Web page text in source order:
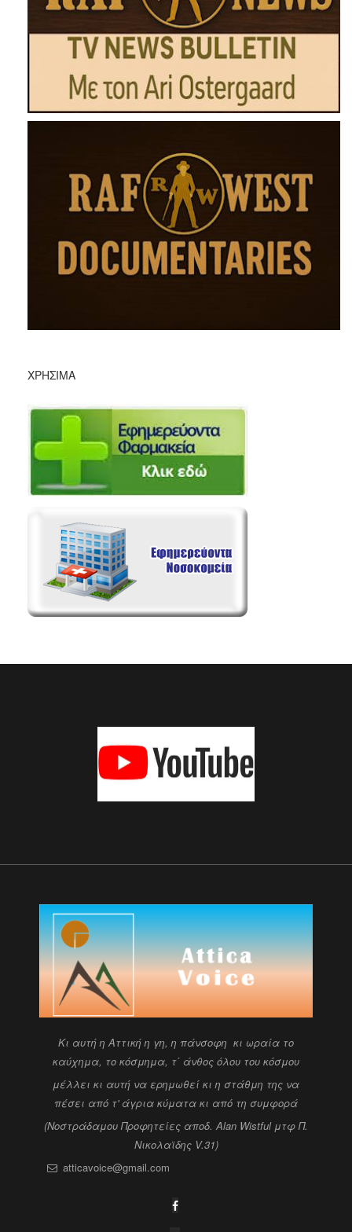
ΧΡΉΣΙΜΑ
Kι αυτή η Αττική η γη, η πάνσοφη κι ωραία το
καύχημα, το κόσμημα, τ΄ άνθος όλου του κόσμου
μέλλει κι αυτή να ερημωθεί κι η στάθμη της να
πέσει από τ' άγρια κύματα κι από τη συμφορά
(Νοστράδαμου Προφητείες αποδ. Alan Wistful μτφ Π.
Νικολαϊδης V.31)
atticavoice@gmail.com